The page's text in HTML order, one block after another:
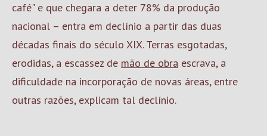
café" e que chegara a deter 78% da produção
nacional – entra em declínio a partir das duas
décadas finais do século XIX. Terras esgotadas,
erodidas, a escassez de mão de obra escrava, a
dificuldade na incorporação de novas áreas, entre
outras razões, explicam tal declínio.